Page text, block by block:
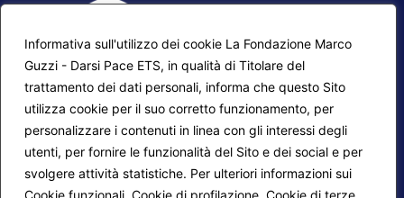
Informativa sull'utilizzo dei cookie La Fondazione Marco
Guzzi - Darsi Pace ETS, in qualità di Titolare del
trattamento dei dati personali, informa che questo Sito
utilizza cookie per il suo corretto funzionamento, per
personalizzare i contenuti in linea con gli interessi degli
utenti, per fornire le funzionalità del Sito e dei social e per
svolgere attività statistiche. Per ulteriori informazioni sui
Cookie funzionali, Cookie di profilazione, Cookie di terze
Mappa del sito
Progetti Darsi Pace
Calendario corsi
Privacy Policy